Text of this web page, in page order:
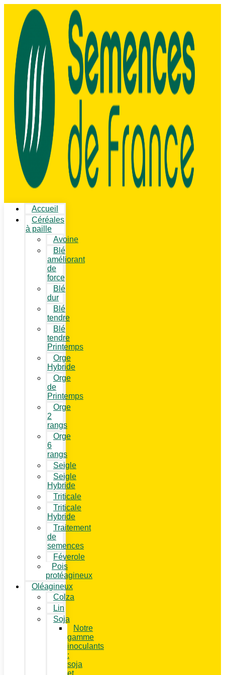
Accueil
Céréales
à paille
Avoine
Blé
améliorant
de
force
Blé
dur
Blé
tendre
Blé
tendre
Printemps
Orge
Hybride
Orge
de
Printemps
Orge
2
rangs
Orge
6
rangs
Seigle
Seigle
Hybride
Triticale
Triticale
Hybride
Traitement
de
semences
Féverole
Pois
protéagineux
Oléagineux
Colza
Lin
Soja
Notre
gamme
inoculants
:
soja
et